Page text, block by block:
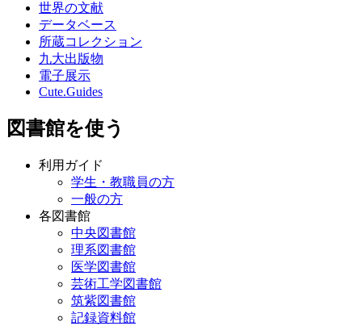
世界の文献
データベース
所蔵コレクション
九大出版物
電子展示
Cute.Guides
図書館を使う
利用ガイド
学生・教職員の方
一般の方
各図書館
中央図書館
理系図書館
医学図書館
芸術工学図書館
筑紫図書館
記録資料館